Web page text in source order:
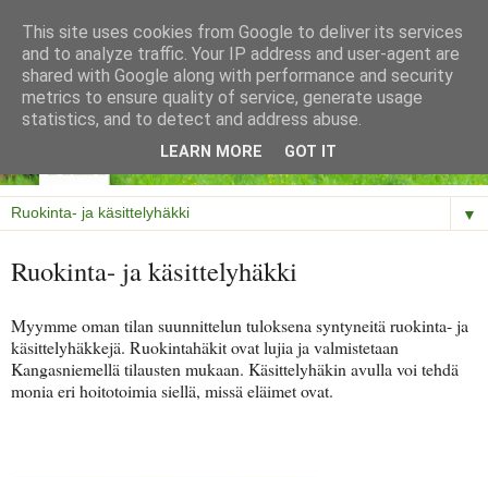
▼
Ruokinta- ja käsittelyhäkki
Myymme oman tilan suunnittelun tuloksena syntyneitä ruokinta- ja
käsittelyhäkkejä. Ruokintahäkit ovat lujia ja valmistetaan
Kangasniemellä tilausten mukaan. Käsittelyhäkin avulla voi tehdä
monia eri hoitotoimia siellä, missä eläimet ovat.
This site uses cookies from Google to deliver its services
and to analyze traffic. Your IP address and user-agent are
shared with Google along with performance and security
metrics to ensure quality of service, generate usage
statistics, and to detect and address abuse.
LEARN MORE GOT IT